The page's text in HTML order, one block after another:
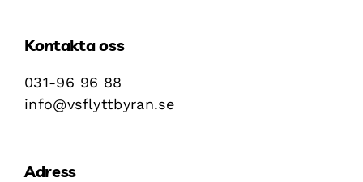
Kontakta oss
031-96 96 88
info@vsflyttbyran.se
Adress